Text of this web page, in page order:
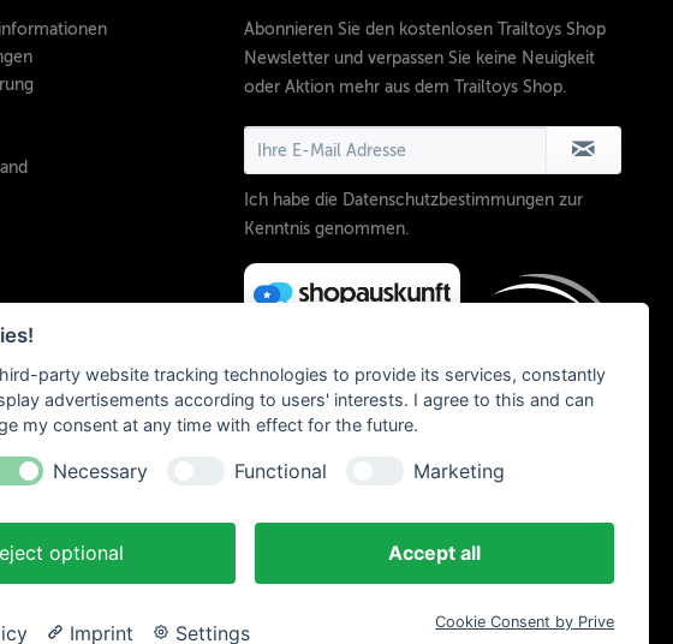
Abonnieren Sie den kostenlosen Trailtoys Shop
Newsletter und verpassen Sie keine Neuigkeit
oder Aktion mehr aus dem Trailtoys Shop.
Ich habe die Datenschutzbestimmungen zur
Kenntnis genommen.
party website tracking technologies to provide its services, constantly
advertisements according to users' interests. I agree to this and can
my consent at any time with effect for the future.
Necessary Functional Marketing
optional Accept all
Imprint Settings Cookie Consent by Prive